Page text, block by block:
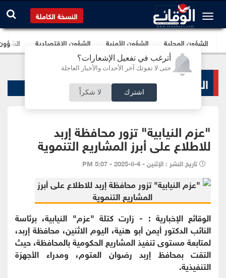
أترغب في تفعيل الإشعارات؟
حتى لا تفوتك آخر الأحداث والأخبار العاجلة
اشترك لا شكراً
النسخة الكاملة
الشؤون المحلية الشؤون الأمنية الشؤون الإقتصادية
الشؤون البرلمانية
"عزم النيابية" تزور محافظة إربد
للاطلاع على أبرز المشاريع التنموية
تاريخ النشر : الإثنين - 4-8-2025 - 5:07 PM
الوقائع الإخبارية : - زارت كتلة "عزم" النيابية، برئاسة
النائب الدكتور أيمن أبو هنية، اليوم الاثنين، محافظة إربد،
لمتابعة مستوى تنفيذ المشاريع الحكومية بالمحافظة، حيث
التقت بمحافظ إربد رضوان العتوم، ومدراء الأجهزة
التنفيذية.